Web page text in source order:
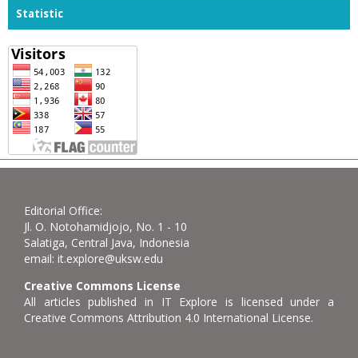
Statistic
Editorial Office:
Jl. O. Notohamidjojo, No. 1 - 10
Salatiga, Central Java, Indonesia
email: it.explore@uksw.edu
Creative Commons License
All articles published in IT Explore is licensed under a
Creative Commons Attribution 4.0 International License.